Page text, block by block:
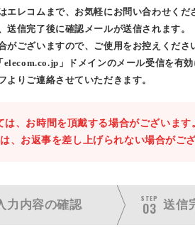
エレコムまで、お気軽にお問い合わせくだ
送信完了後に確認メールが送信されます。
ございますので、ご使用をお控えくださ
」ドメインのメール受信を有効
よりご連絡させていただきます。
、お時間を頂戴する場合がございます
、お返事を差し上げられない場合がござ
力内容の確認
STEP
03 送信